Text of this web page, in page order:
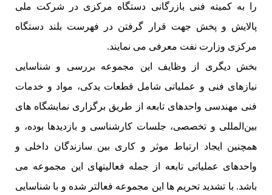
را به کمیته فنی بازرگانی دستگاه مرکزی در شرکت ملی
پالایش و پخش جهت قرار گرفتن در فهرست بلند دستگاه
مرکزی وزارت نفت معرفی می نمایند.
بخش دیگری از وظایف این مجموعه بررسی و شناسایی
نیازهای فنی و عملیاتی شامل قطعات یدکی، مواد و خدمات
فنی مهندسی واحدهای تابعه از طریق برگزاری نمایشگاه های
بین‌المللی و تخصصی، جلسات کارشناسی و بازدیدها بوده، و
همچنین ایجاد ارتباط موثر و کاری بین سازندگان داخلی و
واحدهای عملیاتی تابعه از جمله فعالیتهای این مجموعه می
باشد. با تشدید تحریم ها این مجموعه فعالتر شده و با شناسایی